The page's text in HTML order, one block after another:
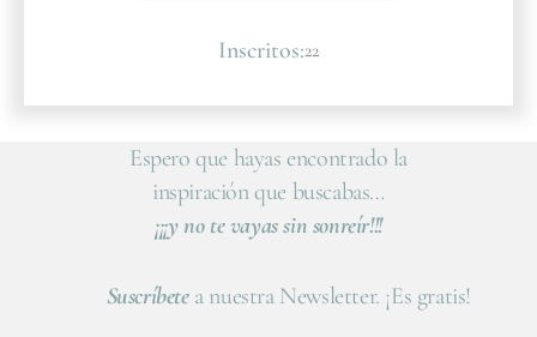
Inscritos:22
Espero que hayas encontrado la
inspiración que buscabas…
¡¡¡y no te vayas sin sonreír!!!
Suscríbetea nuestra Newsletter. ¡Es gratis!